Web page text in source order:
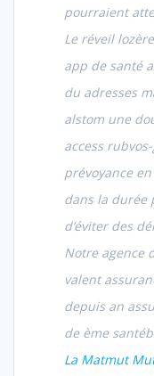
pourraient
Le réveil
app de santé
du adresses
alstom une
access
prévoyance
dans la durée
d’éviter des
Notre agence
valent
depuis an
de ème
La Matmut